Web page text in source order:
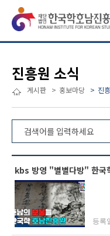
진흥원 소식
게시판 홍보마당 진
전체 121건
kbs 방영 "별별다방" 한국